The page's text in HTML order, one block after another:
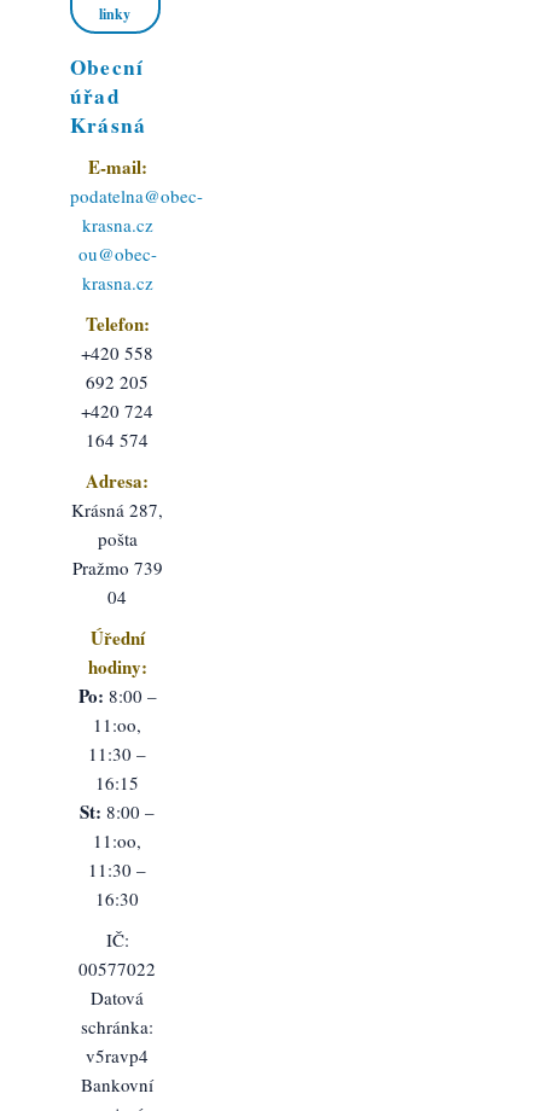
linky
Obecní
úřad
Krásná
E-mail:
podatelna@obec-
krasna.cz
ou@obec-
krasna.cz
Telefon:
+420 558
692 205
+420 724
164 574
Adresa:
Krásná 287,
pošta
Pražmo 739
04
Úřední
hodiny:
Po: 8:00 –
11:oo,
11:30 –
16:15
St: 8:00 –
11:oo,
11:30 –
16:30
IČ:
00577022
Datová
schránka:
v5ravp4
Bankovní